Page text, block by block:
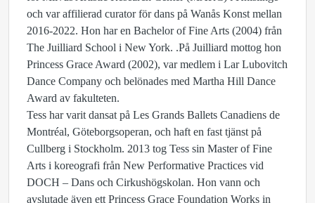
och var affilierad curator för dans på Wanås Konst mellan
2016-2022. Hon har en Bachelor of Fine Arts (2004) från
The Juilliard School i New York. .På Juilliard mottog hon
Princess Grace Award (2002), var medlem i Lar Lubovitch
Dance Company och belönades med Martha Hill Dance
Award av fakulteten.
Tess har varit dansat på Les Grands Ballets Canadiens de
Montréal, Göteborgsoperan, och haft en fast tjänst på
Cullberg i Stockholm. 2013 tog Tess sin Master of Fine
Arts i koreografi från New Performative Practices vid
DOCH – Dans och Cirkushögskolan. Hon vann och
avslutade även ett Princess Grace Foundation Works in